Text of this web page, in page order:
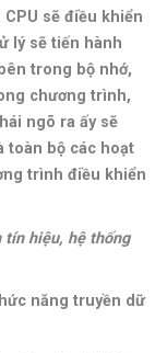
sẽ điều khiển
lý sẽ tiến hành
trong bộ nhớ,
chương trình,
ngõ ra ấy sẽ
toàn bộ các hoạt
trình điều khiển
tín hiệu, hệ thống
năng truyền dữ